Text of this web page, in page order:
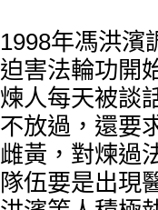
1998年馮洪濱
迫害法輪功開
煉人每天被談
不放過，還要
雌黃，對煉過
隊伍要是出現